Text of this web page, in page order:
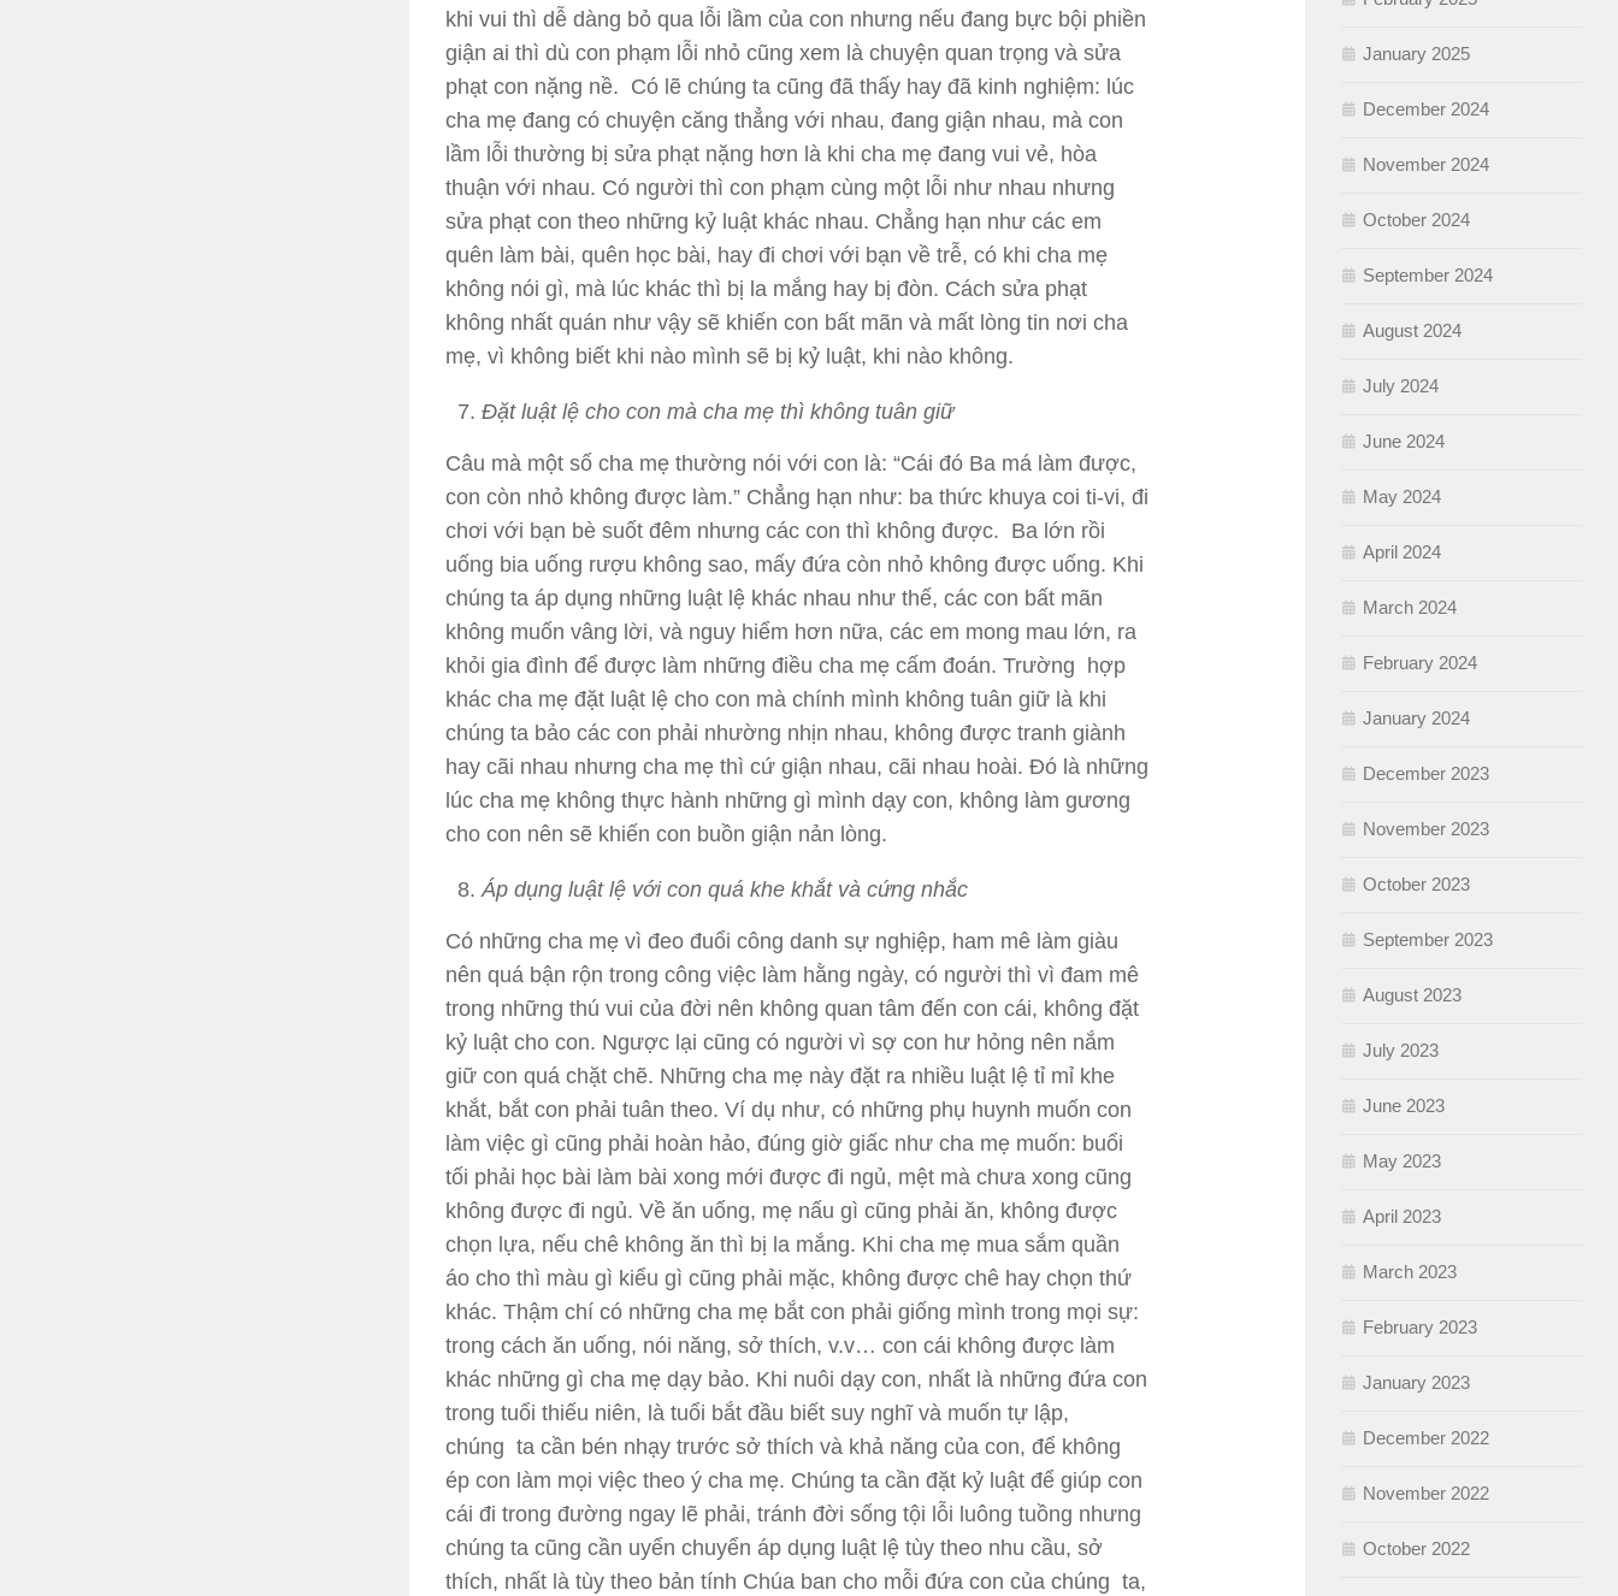
khi vui thì dễ dàng bỏ qua lỗi lầm của con nhưng nếu đang bực bội phiền
giận ai thì dù con phạm lỗi nhỏ cũng xem là chuyện quan trọng và sửa
phạt con nặng nề. Có lẽ chúng ta cũng đã thấy hay đã kinh nghiệm: lúc
cha mẹ đang có chuyện căng thẳng với nhau, đang giận nhau, mà con
lầm lỗi thường bị sửa phạt nặng hơn là khi cha mẹ đang vui vẻ, hòa
thuận với nhau. Có người thì con phạm cùng một lỗi như nhau nhưng
sửa phạt con theo những kỷ luật khác nhau. Chẳng hạn như các em
quên làm bài, quên học bài, hay đi chơi với bạn về trễ, có khi cha mẹ
không nói gì, mà lúc khác thì bị la mắng hay bị đòn. Cách sửa phạt
không nhất quán như vậy sẽ khiến con bất mãn và mất lòng tin nơi cha
mẹ, vì không biết khi nào mình sẽ bị kỷ luật, khi nào không.
Đặt luật lệ cho con mà cha mẹ thì không tuân giữ
Câu mà một số cha mẹ thường nói với con là: “Cái đó Ba má làm được,
con còn nhỏ không được làm.” Chẳng hạn như: ba thức khuya coi ti-vi, đi
chơi với bạn bè suốt đêm nhưng các con thì không được. Ba lớn rồi
uống bia uống rượu không sao, mấy đứa còn nhỏ không được uống. Khi
chúng ta áp dụng những luật lệ khác nhau như thế, các con bất mãn
không muốn vâng lời, và nguy hiểm hơn nữa, các em mong mau lớn, ra
khỏi gia đình để được làm những điều cha mẹ cấm đoán. Trường hợp
khác cha mẹ đặt luật lệ cho con mà chính mình không tuân giữ là khi
chúng ta bảo các con phải nhường nhịn nhau, không được tranh giành
hay cãi nhau nhưng cha mẹ thì cứ giận nhau, cãi nhau hoài. Đó là những
lúc cha mẹ không thực hành những gì mình dạy con, không làm gương
cho con nên sẽ khiến con buồn giận nản lòng.
Áp dụng luật lệ với con quá khe khắt và cứng nhắc
Có những cha mẹ vì đeo đuổi công danh sự nghiệp, ham mê làm giàu
nên quá bận rộn trong công việc làm hằng ngày, có người thì vì đam mê
trong những thú vui của đời nên không quan tâm đến con cái, không đặt
kỷ luật cho con. Ngược lại cũng có người vì sợ con hư hỏng nên nắm
giữ con quá chặt chẽ. Những cha mẹ này đặt ra nhiều luật lệ tỉ mỉ khe
khắt, bắt con phải tuân theo. Ví dụ như, có những phụ huynh muốn con
làm việc gì cũng phải hoàn hảo, đúng giờ giấc như cha mẹ muốn: buổi
tối phải học bài làm bài xong mới được đi ngủ, mệt mà chưa xong cũng
không được đi ngủ. Về ăn uống, mẹ nấu gì cũng phải ăn, không được
chọn lựa, nếu chê không ăn thì bị la mắng. Khi cha mẹ mua sắm quần
áo cho thì màu gì kiểu gì cũng phải mặc, không được chê hay chọn thứ
khác. Thậm chí có những cha mẹ bắt con phải giống mình trong mọi sự:
trong cách ăn uống, nói năng, sở thích, v.v… con cái không được làm
khác những gì cha mẹ dạy bảo. Khi nuôi dạy con, nhất là những đứa con
trong tuổi thiếu niên, là tuổi bắt đầu biết suy nghĩ và muốn tự lập,
chúng ta cần bén nhạy trước sở thích và khả năng của con, để không
ép con làm mọi việc theo ý cha mẹ. Chúng ta cần đặt kỷ luật để giúp con
cái đi trong đường ngay lẽ phải, tránh đời sống tội lỗi luông tuồng nhưng
chúng ta cũng cần uyển chuyển áp dụng luật lệ tùy theo nhu cầu, sở
thích, nhất là tùy theo bản tính Chúa ban cho mỗi đứa con của chúng ta,
January 2025
December 2024
November 2024
October 2024
September 2024
August 2024
July 2024
June 2024
May 2024
April 2024
March 2024
February 2024
January 2024
December 2023
November 2023
October 2023
September 2023
August 2023
July 2023
June 2023
May 2023
April 2023
March 2023
February 2023
January 2023
December 2022
November 2022
October 2022